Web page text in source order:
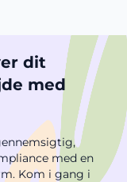
dit
med
med en
Kom i gang i